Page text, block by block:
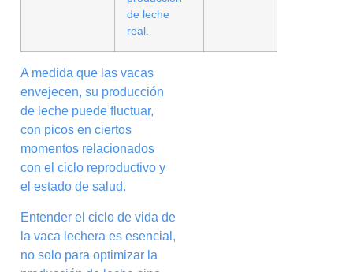
de leche
real.
A medida que las vacas
envejecen, su producción
de leche puede fluctuar,
con picos en ciertos
momentos relacionados
con el ciclo reproductivo y
el estado de salud.
Entender el ciclo de vida de
la vaca lechera es esencial,
no solo para optimizar la